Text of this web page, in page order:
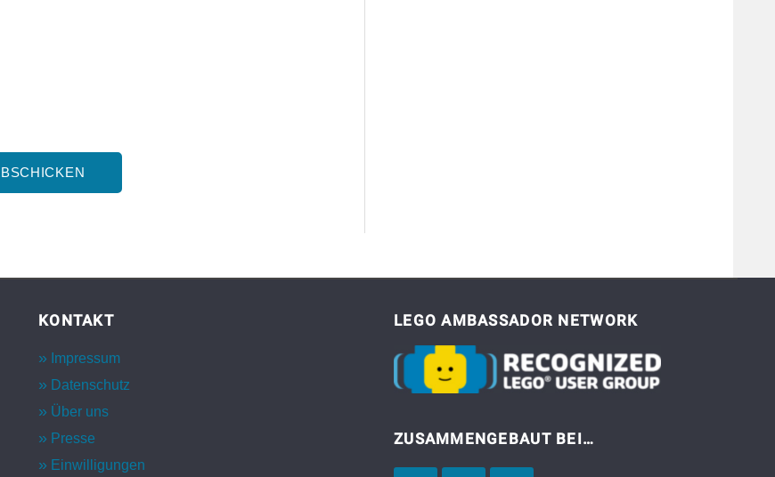
KONTAKT
Impressum
Datenschutz
Über uns
Presse
Einwilligungen
LEGO AMBASSADOR NETWORK
ZUSAMMENGEBAUT BEI…